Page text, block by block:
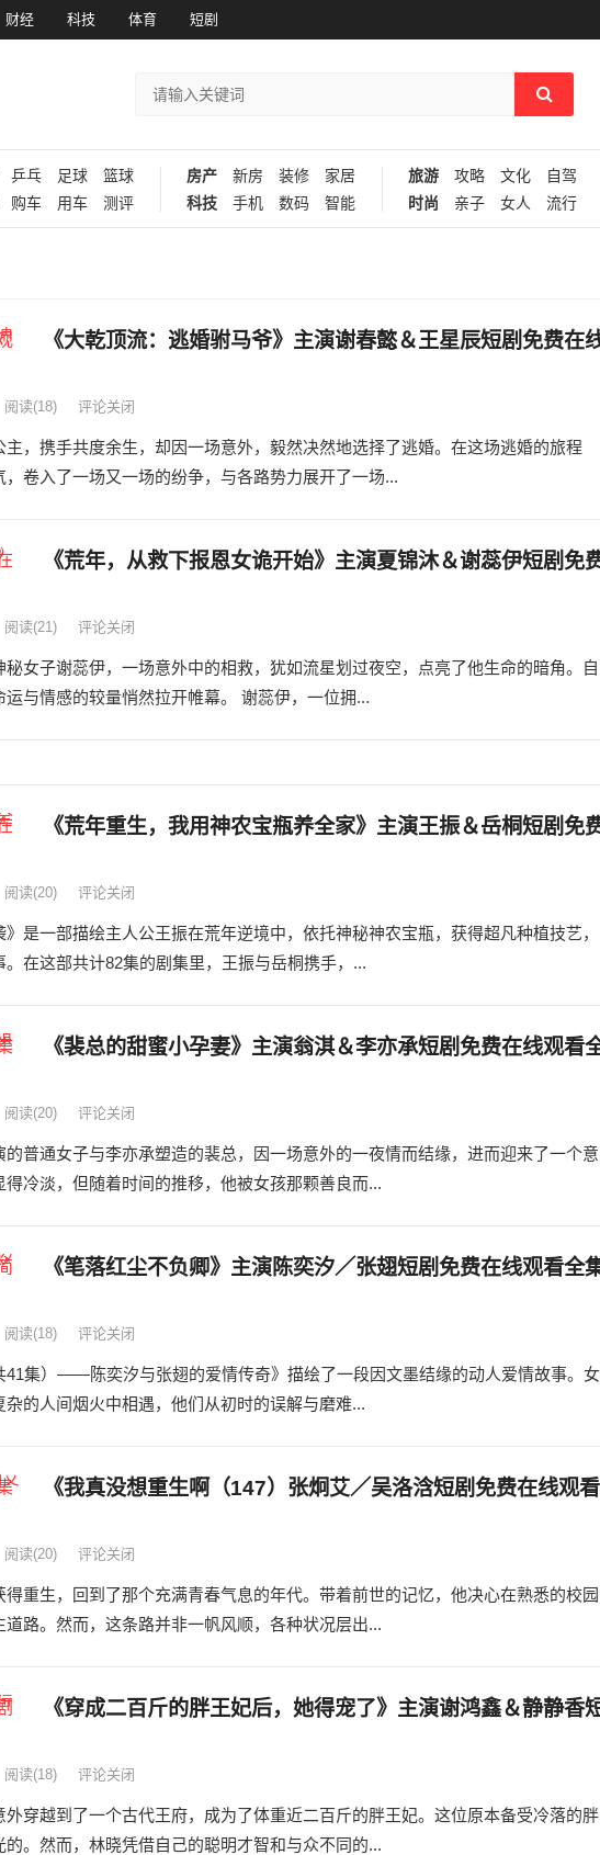
财经 科技 体育 短剧
乒乓 足球
篮球
购车 用车 测评
房产 新房 装修
家居
科技
手机 数码 智能
旅游 攻略 文化
自驾
时尚
亲子 女人 流行
《大乾顶流：逃婚驸马爷》主演谢春懿＆王星辰短剧免费在
阅读(18) 评论关闭
，携手共度余生，却因一场意外，毅然决然地选择了逃婚。在这场逃婚的旅程
卷入了一场又一场的纷争，与各路势力展开了一场...
《荒年，从救下报恩女诡开始》主演夏锦沐＆谢蕊伊短剧免
阅读(21) 评论关闭
女子谢蕊伊，一场意外中的相救，犹如流星划过夜空，点亮了他生命的暗角。自
与情感的较量悄然拉开帷幕。 谢蕊伊，一位拥...
《荒年重生，我用神农宝瓶养全家》主演王振＆岳桐短剧免
阅读(20) 评论关闭
》是一部描绘主人公王振在荒年逆境中，依托神秘神农宝瓶，获得超凡种植技艺，
在这部共计82集的剧集里，王振与岳桐携手，...
《裴总的甜蜜小孕妻》主演翁淇＆李亦承短剧免费在线观看
阅读(20) 评论关闭
普通女子与李亦承塑造的裴总，因一场意外的一夜情而结缘，进而迎来了一个意
冷淡，但随着时间的推移，他被女孩那颗善良而...
《笔落红尘不负卿》主演陈奕汐／张翅短剧免费在线观看全
阅读(18) 评论关闭
41集）——陈奕汐与张翅的爱情传奇》描绘了一段因文墨结缘的动人爱情故事。女
的人间烟火中相遇，他们从初时的误解与磨难...
《我真没想重生啊（147）张炯艾／吴洛浛短剧免费在线观看
阅读(20) 评论关闭
重生，回到了那个充满青春气息的年代。带着前世的记忆，他决心在熟悉的校园
路。然而，这条路并非一帆风顺，各种状况层出...
《穿成二百斤的胖王妃后，她得宠了》主演谢鸿鑫＆静静香
阅读(18) 评论关闭
穿越到了一个古代王府，成为了体重近二百斤的胖王妃。这位原本备受冷落的胖
。然而，林晓凭借自己的聪明才智和与众不同的...